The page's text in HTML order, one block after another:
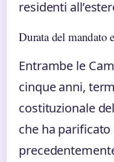
residenti
Durata del mandato
Entrambe le
cinque anni,
costituzionale
che ha